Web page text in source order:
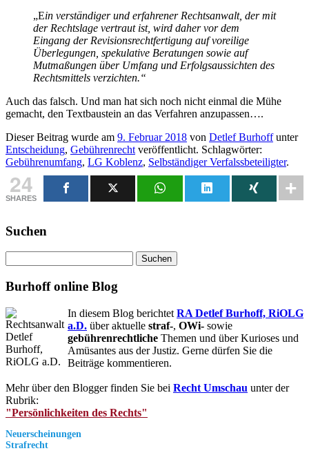
„Ein verständiger und erfahrener Rechtsanwalt, der mit
der Rechtslage vertraut ist, wird daher vor dem
Eingang der Revisionsrechtfertigung auf voreilige
Überlegungen, spekulative Beratungen sowie auf
Mutmaßungen über Umfang und Erfolgsaussichten des
Rechtsmittels verzichten.“
Auch das falsch. Und man hat sich noch nicht einmal die Mühe
gemacht, den Textbaustein an das Verfahren anzupassen….
Dieser Beitrag wurde am 9. Februar 2018 von Detlef Burhoffunter
Entscheidung, Gebührenrecht veröffentlicht. Schlagwörter:
Gebührenumfang, LG Koblenz, Selbständiger Verfalssbeteiligter.
24
SHARES
Suchen
nach:
Burhoff online Blog
In diesem Blog berichtet RA Detlef Burhoff, RiOLG
a.D. über aktuelle straf-, OWi- sowie
gebührenrechtliche Themen und über Kurioses und
Amüsantes aus der Justiz. Gerne dürfen Sie die
Beiträge kommentieren.
Mehr über den Blogger finden Sie bei Recht Umschau unter der
Rubrik:
"Persönlichkeiten des Rechts"
Neuerscheinungen
Strafrecht